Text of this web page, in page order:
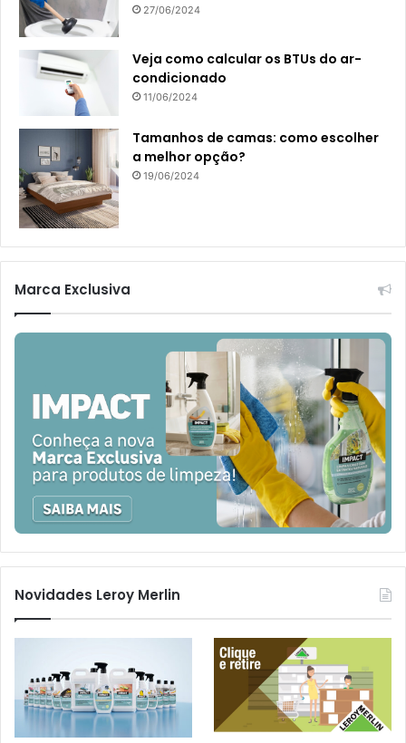
27/06/2024
Veja como calcular os BTUs do ar-
condicionado
11/06/2024
Tamanhos de camas: como escolher
a melhor opção?
19/06/2024
Marca Exclusiva
Novidades Leroy Merlin